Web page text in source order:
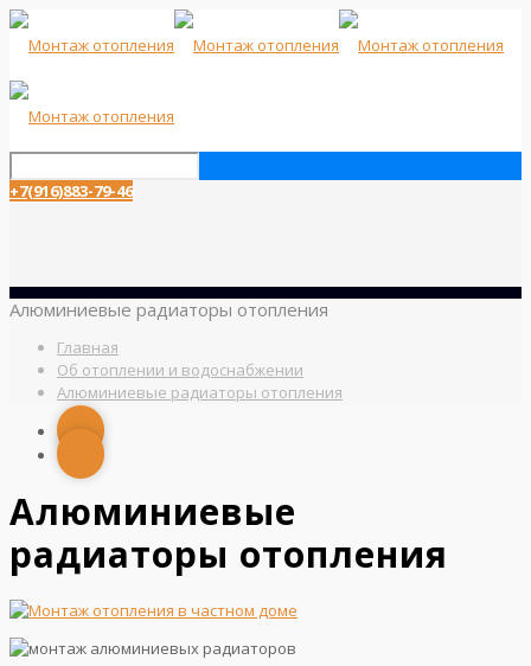
+7(916)883-79-46
Алюминиевые радиаторы отопления
Главная
Об отоплении и водоснабжении
Алюминиевые радиаторы отопления
Алюминиевые
радиаторы отопления